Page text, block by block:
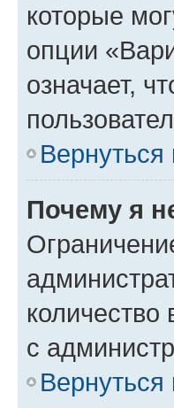
которые
опции
означает,
Вернуться
Почему я
с
Вернуться